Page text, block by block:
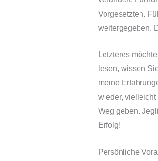
Vorgesetzten.
weitergegeben.
Letzteres
lesen, wissen
meine
wieder, vielleicht
Weg geben.
Erfolg!
Persönliche